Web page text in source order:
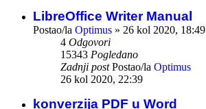
LibreOffice Writer Manual
Postao/la Optimus » 26 kol 2020, 18:49
4 Odgovori
15343 Pogledano
Zadnji postPostao/la Optimus
26 kol 2020, 22:39
konverzija PDF u Word